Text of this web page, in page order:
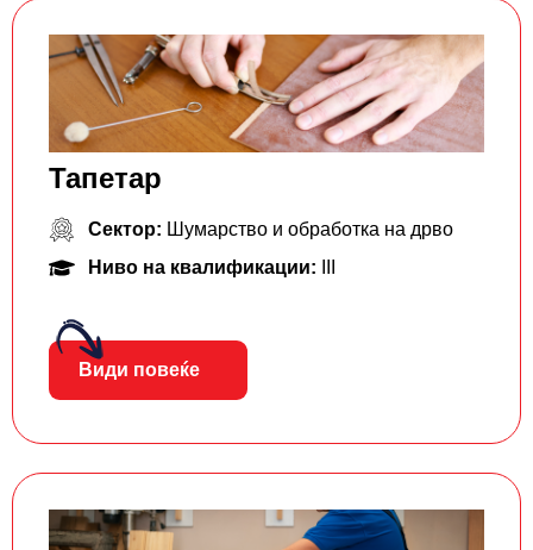
Тапетар
Сектор: Шумарство и обработка на дрво
Ниво на квалификации:
Види повеќе